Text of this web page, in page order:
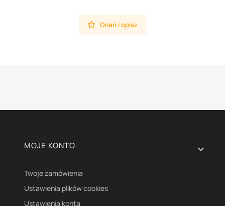
Oceń i opisz
Linki w stopce
MOJE KONTO
Twoje zamówienia
Ustawienia plików cookies
Ustawienia konta